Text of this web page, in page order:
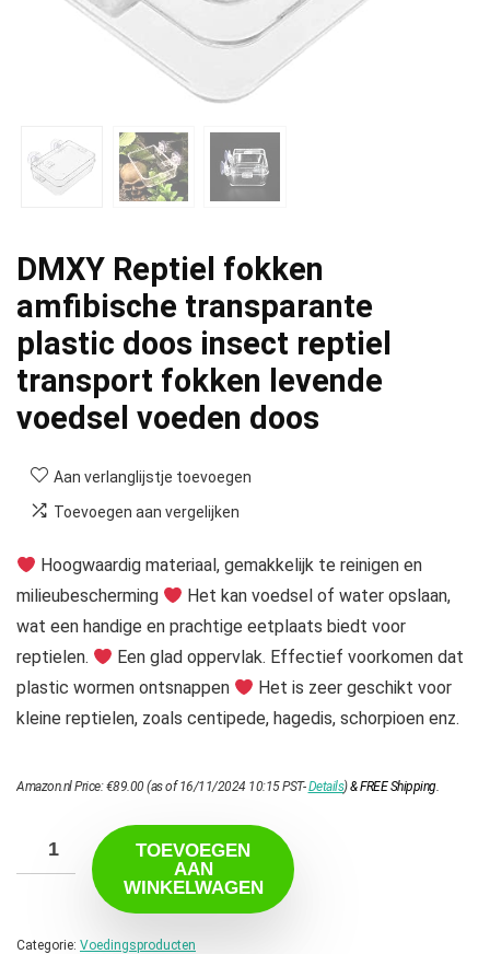
DMXY Reptiel fokken
amfibische transparante
plastic doos insect reptiel
transport fokken levende
voedsel voeden doos
Aan verlanglijstje toevoegen
Toevoegen aan vergelijken
Hoogwaardig materiaal, gemakkelijk te reinigen en
milieubescherming
Het kan voedsel of water opslaan,
wat een handige en prachtige eetplaats biedt voor
reptielen.
Een glad oppervlak. Effectief voorkomen dat
plastic wormen ontsnappen
Het is zeer geschikt voor
kleine reptielen, zoals centipede, hagedis, schorpioen enz.
Amazon.nl Price:€89.00(as of 16/11/2024 10:15 PST-Details)&FREE Shipping.
TOEVOEGEN
AAN
WINKELWAGEN
Categorie: Voedingsproducten